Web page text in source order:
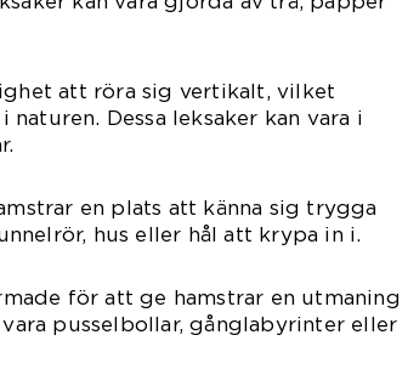
att röra sig vertikalt, vilket
Dessa leksaker kan vara i
en plats att känna sig trygga
hus eller hål att krypa in i.
för att ge hamstrar en utmaning
pusselbollar, gånglabyrinter eller